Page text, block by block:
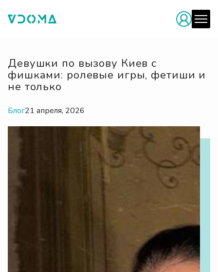
Девушки по вызову Киев с
фишками: ролевые игры, фетиши и
не только
Блог21 апреля, 2026